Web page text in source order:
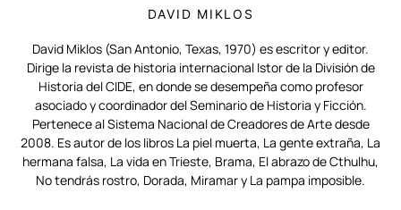
DAVID MIKLOS
David Miklos (San Antonio, Texas, 1970) es escritor y editor.
Dirige la revista de historia internacional Istor de la División de
Historia del CIDE, en donde se desempeña como profesor
asociado y coordinador del Seminario de Historia y Ficción.
Pertenece al Sistema Nacional de Creadores de Arte desde
2008. Es autor de los libros La piel muerta, La gente extraña, La
hermana falsa, La vida en Trieste, Brama, El abrazo de Cthulhu,
No tendrás rostro, Dorada, Miramar y La pampa imposible.